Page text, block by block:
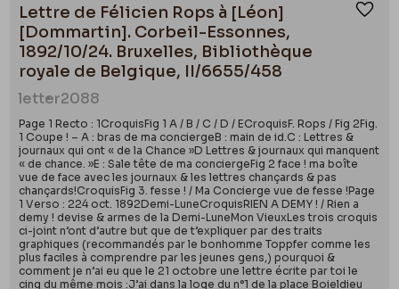
Lettre de Félicien Rops à [Léon]
[Dommartin]. Corbeil-Essonnes,
1892/10/24. Bruxelles, Bibliothèque
royale de Belgique, II/6655/458
letter2088
Page 1 Recto : 1CroquisFig 1 A / B / C / D / ECroquisF. Rops / Fig 2Fig.
1 Coupe ! – A : bras de ma conciergeB : main de id.C : Lettres &
journaux qui ont « de la Chance »D Lettres & journaux qui manquent
« de chance. »E : Sale tête de ma conciergeFig 2 face ! ma boîte
vue de face avec les journaux & les lettres chançards & pas
chançards!CroquisFig 3. fesse ! / Ma Concierge vue de fesse !Page
1 Verso : 224 oct. 1892Demi-LuneCroquisRIEN A DEMY ! / Rien a
demy ! devise & armes de la Demi-LuneMon VieuxLes trois croquis
ci-joint n’ont d’autre but que de t’expliquer par des traits
graphiques (recommandés par le bonhomme Toppfer comme les
plus faciles à comprendre par les jeunes gens,) pourquoi &
comment je n’ai eu que le 21 octobre une lettre écrite par toi le
cinq du même mois :J’ai dans la loge du n°1 de la place Boieldieu